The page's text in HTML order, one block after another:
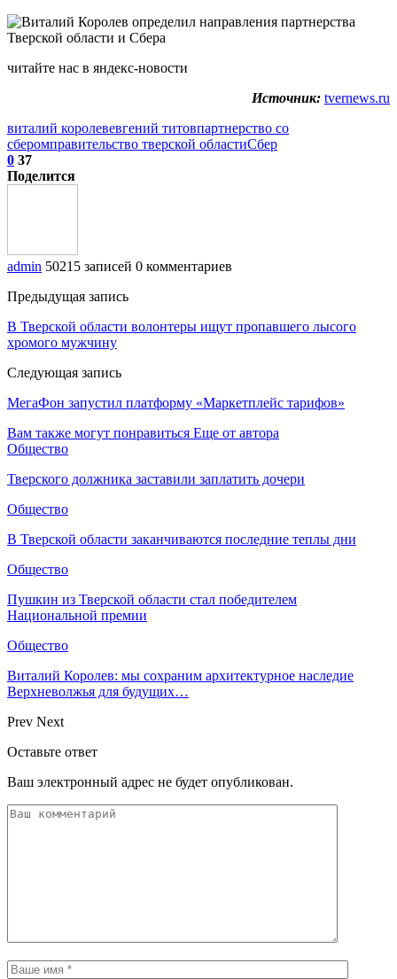
читайте нас в яндекс-новости
Источник: tvernews.ru
виталий королевевгений титовпартнерство со
сберомправительство тверской областиСбер
0 37
Поделится
admin 50215 записей 0 комментариев
Предыдущая запись
В Тверской области волонтеры ищут пропавшего лысого
хромого мужчину
Следующая запись
МегаФон запустил платформу «Маркетплейс тарифов»
Вам также могут понравиться Еще от автора
Общество
Тверского должника заставили заплатить дочери
Общество
В Тверской области заканчиваются последние теплы дни
Общество
Пушкин из Тверской области стал победителем
Национальной премии
Общество
Виталий Королев: мы сохраним архитектурное наследие
Верхневолжья для будущих…
Prev Next
Оставьте ответ
Ваш электронный адрес не будет опубликован.